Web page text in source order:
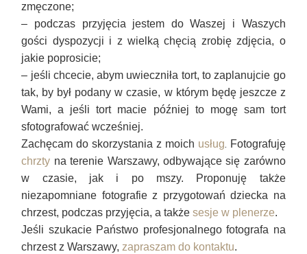
zmęczone;
– podczas przyjęcia jestem do Waszej i Waszych
gości dyspozycji i z wielką chęcią zrobię zdjęcia, o
jakie poprosicie;
– jeśli chcecie, abym uwieczniła tort, to zaplanujcie go
tak, by był podany w czasie, w którym będę jeszcze z
Wami, a jeśli tort macie później to mogę sam tort
sfotografować wcześniej.
Zachęcam do skorzystania z moich usług. Fotografuję
chrzty na terenie Warszawy, odbywające się zarówno
w czasie, jak i po mszy. Proponuję także
niezapomniane fotografie z przygotowań dziecka na
chrzest, podczas przyjęcia, a takżesesje w plenerze.
Jeśli szukacie Państwo profesjonalnego fotografa na
chrzest z Warszawy, zapraszam do kontaktu.